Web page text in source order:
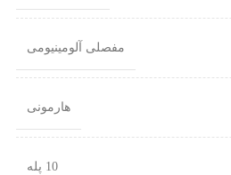
مفصلی آلومینیومی
هارمونی
10 پله